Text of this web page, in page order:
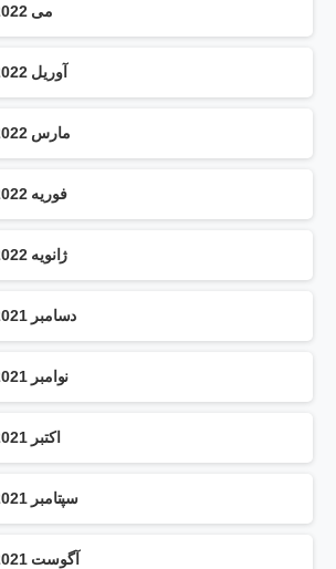
می 2022
آوریل 2022
مارس 2022
فوریه 2022
ژانویه 2022
دسامبر 2021
نوامبر 2021
اکتبر 2021
سپتامبر 2021
آگوست 2021